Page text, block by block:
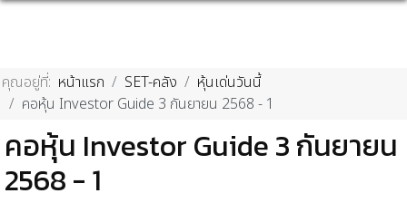
คุณอยู่ที่: หน้าแรก SET-คลัง
หุ้นเด่นวันนี้
คอหุ้น Investor Guide 3 กันยายน 2568 - 1
คอหุ้น Investor Guide 3 กันยายน
2568 - 1